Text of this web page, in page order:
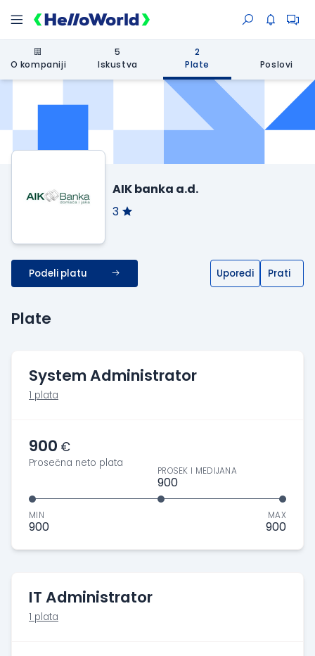
O kompaniji
5
Iskustva
2
Plate
Poslovi
AIK banka a.d.
3
Podeli platu Uporedi Prati
Plate
System Administrator
1 plata
900 €
Prosečna neto plata
MIN
900
PROSEK I MEDIJANA
900
MAX
900
IT Administrator
1 plata